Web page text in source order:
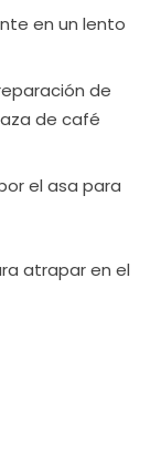
en un lento
de
de café
el asa para
atrapar en el